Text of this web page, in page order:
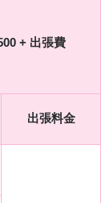
+ 出張費
出張料金